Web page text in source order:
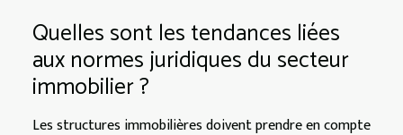
Quelles sont les tendances liées
aux normes juridiques du secteur
immobilier ?
Les structures immobilières doivent prendre en compte